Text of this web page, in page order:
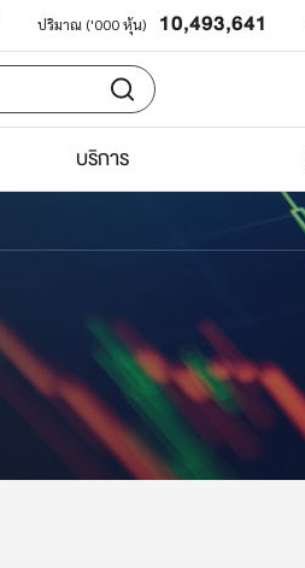
ปริมาณ ('000 หุ้น) 10,493,641
บริการ